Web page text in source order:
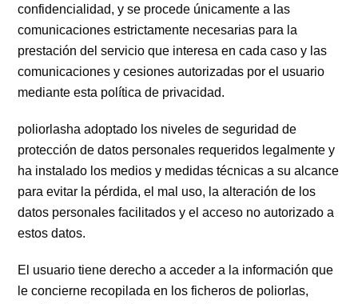
confidencialidad, y se procede únicamente a las
comunicaciones estrictamente necesarias para la
prestación del servicio que interesa en cada caso y las
comunicaciones y cesiones autorizadas por el usuario
mediante esta política de privacidad.
poliorlasha adoptado los niveles de seguridad de
protección de datos personales requeridos legalmente y
ha instalado los medios y medidas técnicas a su alcance
para evitar la pérdida, el mal uso, la alteración de los
datos personales facilitados y el acceso no autorizado a
estos datos.
El usuario tiene derecho a acceder a la información que
le concierne recopilada en los ficheros de poliorlas,